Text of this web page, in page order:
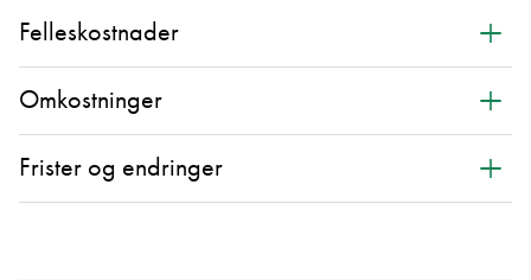
Felleskostnader +
Omkostninger +
Frister og endringer +